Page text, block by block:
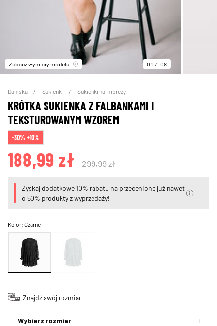
Zobacz wymiary modelu 01 08
Damska Sukienki Sukienki na imprezę
KRÓTKA SUKIENKA Z FALBANKAMI I
TEKSTUROWANYM WZOREM
-30% +10%
188,99 zł 299,99 zł
Zyskaj dodatkowe 10% rabatu na przecenione już nawet
o 50% produkty z wyprzedaży!
Kolor:Czarne
Znajdź swój rozmiar
Wybierz rozmiar